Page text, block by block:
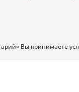
Вы принимаете